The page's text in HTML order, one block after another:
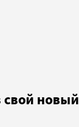
свой новый